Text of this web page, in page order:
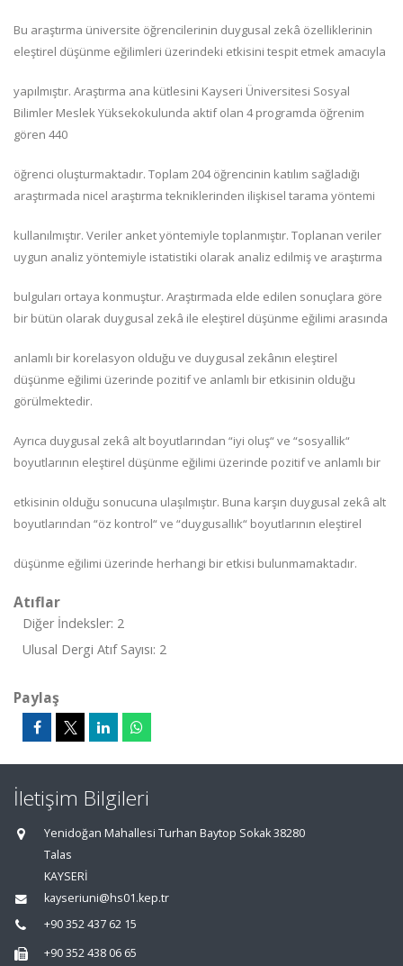
Bu araştırma üniversite öğrencilerinin duygusal zekâ özelliklerinin
eleştirel düşünme eğilimleri üzerindeki etkisini tespit etmek amacıyla
yapılmıştır. Araştırma ana kütlesini Kayseri Üniversitesi Sosyal
Bilimler Meslek Yüksekokulunda aktif olan 4 programda öğrenim
gören 440
öğrenci oluşturmaktadır. Toplam 204 öğrencinin katılım sağladığı
araştırmada nicel araştırma tekniklerinden ilişkisel tarama yöntemi
kullanılmıştır. Veriler anket yöntemiyle toplanmıştır. Toplanan veriler
uygun analiz yöntemiyle istatistiki olarak analiz edilmiş ve araştırma
bulguları ortaya konmuştur. Araştırmada elde edilen sonuçlara göre
bir bütün olarak duygusal zekâ ile eleştirel düşünme eğilimi arasında
anlamlı bir korelasyon olduğu ve duygusal zekânın eleştirel
düşünme eğilimi üzerinde pozitif ve anlamlı bir etkisinin olduğu
görülmektedir.
Ayrıca duygusal zekâ alt boyutlarından “iyi oluş“ ve “sosyallik“
boyutlarının eleştirel düşünme eğilimi üzerinde pozitif ve anlamlı bir
etkisinin olduğu sonucuna ulaşılmıştır. Buna karşın duygusal zekâ alt
boyutlarından “öz kontrol“ ve “duygusallık“ boyutlarının eleştirel
düşünme eğilimi üzerinde herhangi bir etkisi bulunmamaktadır.
Atıflar
Diğer İndeksler: 2
Ulusal Dergi Atıf Sayısı: 2
Paylaş
İletişim Bilgileri
Yenidoğan Mahallesi Turhan Baytop Sokak 38280
Talas
KAYSERİ
kayseriuni@hs01.kep.tr
+90 352 437 62 15
+90 352 438 06 65